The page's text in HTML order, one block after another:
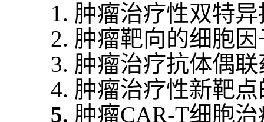
1. 肿瘤治疗性双特
2. 肿瘤靶向的细胞
3. 肿瘤治疗抗体偶
4. 肿瘤治疗性新靶
5. 肿瘤CAR-T细胞